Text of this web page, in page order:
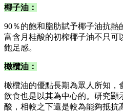
椰子油：
90％的飽和脂肪賦予椰子油抗熱
富含月桂酸的初榨椰子油不只可
飽足感。
橄欖油：
橄欖油的優點長期為眾人所知，
飲食也是以其為中心的。研究顯
酸，相較之下還是較為能夠抵抗